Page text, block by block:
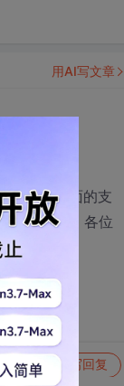
家对这方面的支
算可以吧。各位
写回复
用AI写文章